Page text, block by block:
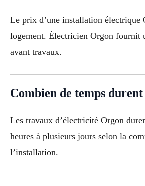
Le prix d’une installation électrique
logement. Électricien Orgon fournit
avant travaux.
Combien de temps
Les travaux d’électricité Orgon
heures à plusieurs jours selon la
l’installation.